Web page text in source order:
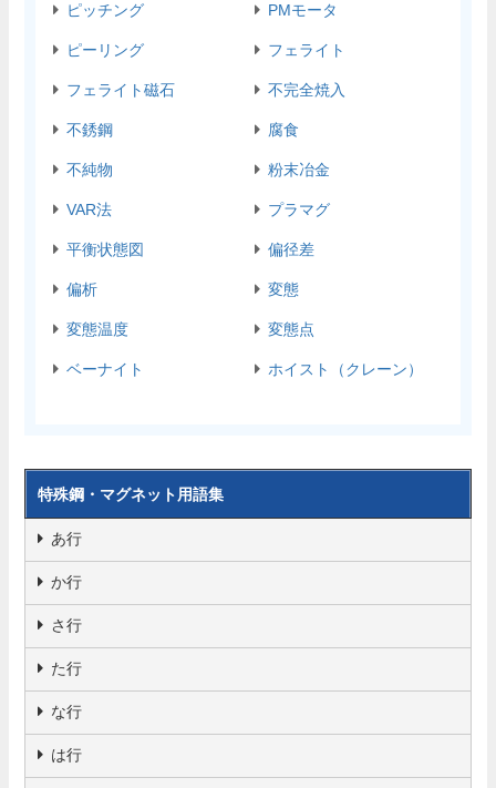
ピッチング PMモータ
ピーリング フェライト
フェライト磁石 不完全焼入
不銹鋼 腐食
不純物 粉末冶金
VAR法 プラマグ
平衡状態図 偏径差
偏析 変態
変態温度 変態点
ベーナイト ホイスト（クレーン）
特殊鋼・マグネット用語集
あ行
か行
さ行
た行
な行
は行